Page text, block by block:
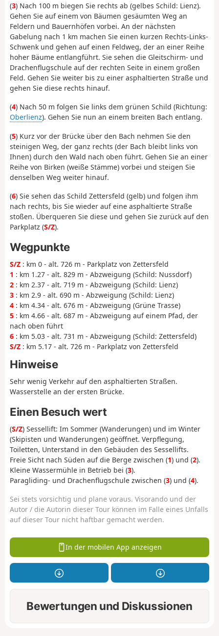
(3) Nach 100 m biegen Sie rechts ab (gelbes Schild: Lienz).
Gehen Sie auf einem von Bäumen gesäumten Weg an
Feldern und Bauernhöfen vorbei. An der nächsten
Gabelung nach 1 km machen Sie einen kurzen Rechts-Links-
Schwenk und gehen auf einen Feldweg, der an einer Reihe
hoher Bäume entlangführt. Sie sehen die Gleitschirm- und
Drachenflugschule auf der rechten Seite in einem großen
Feld. Gehen Sie weiter bis zu einer asphaltierten Straße und
gehen Sie diese rechts hinauf.
(4) Nach 50 m folgen Sie links dem grünen Schild (Richtung:
Oberlienz). Gehen Sie nun an einem breiten Bach entlang.
(5) Kurz vor der Brücke über den Bach nehmen Sie den
steinigen Weg, der ganz rechts (der Bach bleibt links von
Ihnen) durch den Wald nach oben führt. Gehen Sie an einer
Reihe von Birken (weiße Stämme) vorbei und steigen Sie
denselben Weg weiter hinauf.
(6) Sie sehen das Schild Zettersfeld (gelb) und folgen ihm
nach rechts, bis Sie wieder auf eine asphaltierte Straße
stoßen. Überqueren Sie diese und gehen Sie zurück auf den
Parkplatz (S/Z).
Wegpunkte
S/Z : km 0 - alt. 726 m - Parkplatz von Zettersfeld
1 : km 1.27 - alt. 829 m - Abzweigung (Schild: Nussdorf)
2 : km 2.37 - alt. 719 m - Abzweigung (Schild: Lienz)
3 : km 2.9 - alt. 690 m - Abzweigung (Schild: Lienz)
4 : km 4.34 - alt. 676 m - Abzweigung (Grüne Trasse)
5 : km 4.66 - alt. 687 m - Abzweigung auf einem Pfad, der
nach oben führt
6 : km 5.03 - alt. 731 m - Abzweigung (Schild: Zettersfeld)
S/Z : km 5.17 - alt. 726 m - Parkplatz von Zettersfeld
Hinweise
Sehr wenig Verkehr auf den asphaltierten Straßen.
Wasserstelle an der ersten Brücke.
Einen Besuch wert
(S/Z) Sessellift: Im Sommer (Wanderungen) und im Winter
(Skipisten und Wanderungen) geöffnet. Verpflegung,
Toiletten, Unterstand in den Gebäuden des Sessellifts.
Freie Sicht nach Süden auf die Berge zwischen (1) und (2).
Kleine Wassermühle in Betrieb bei (3).
Paragliding- und Drachenflugschule zwischen (3) und (4).
Sei stets vorsichtig und plane voraus. Visorando und der
Autor / die Autorin dieser Tour können im Falle eines Unfalls
auf dieser Tour nicht haftbar gemacht werden.
In der mobilen App anzeigen
Bewertungen und Diskussionen